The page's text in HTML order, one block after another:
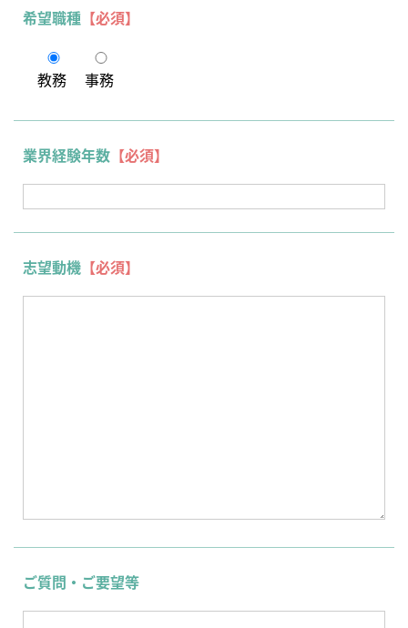
希望職種 【必須】
教務 事務
業界経験年数 【必須】
志望動機 【必須】
ご質問・ご要望等